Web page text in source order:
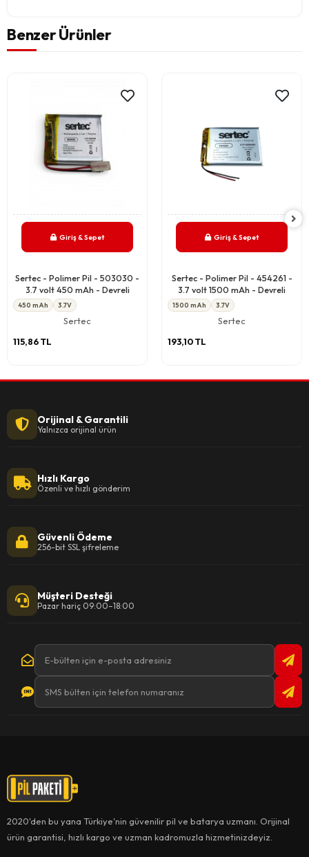
Benzer Ürünler
Giriş & Sepet
Sertec - Polimer Pil - 503030 -
3.7 volt 450 mAh - Devreli
450 mAh 3.7V
Sertec
115,86 TL
Giriş & Sepet
Sertec - Polimer Pil - 454261 -
3.7 volt 1500 mAh - Devreli
1500 mAh 3.7V
Sertec
193,10 TL
Orijinal & Garantili
Yalnızca orijinal ürün
Hızlı Kargo
Özenli ve hızlı gönderim
Güvenli Ödeme
256-bit SSL şifreleme
Müşteri Desteği
Pazar hariç 09:00–18:00
2020'den bu yana Türkiye'nin güvenilir pil ve batarya uzmanı. Orijinal
ürün garantisi, hızlı kargo ve uzman kadromuzla hizmetinizdeyiz.